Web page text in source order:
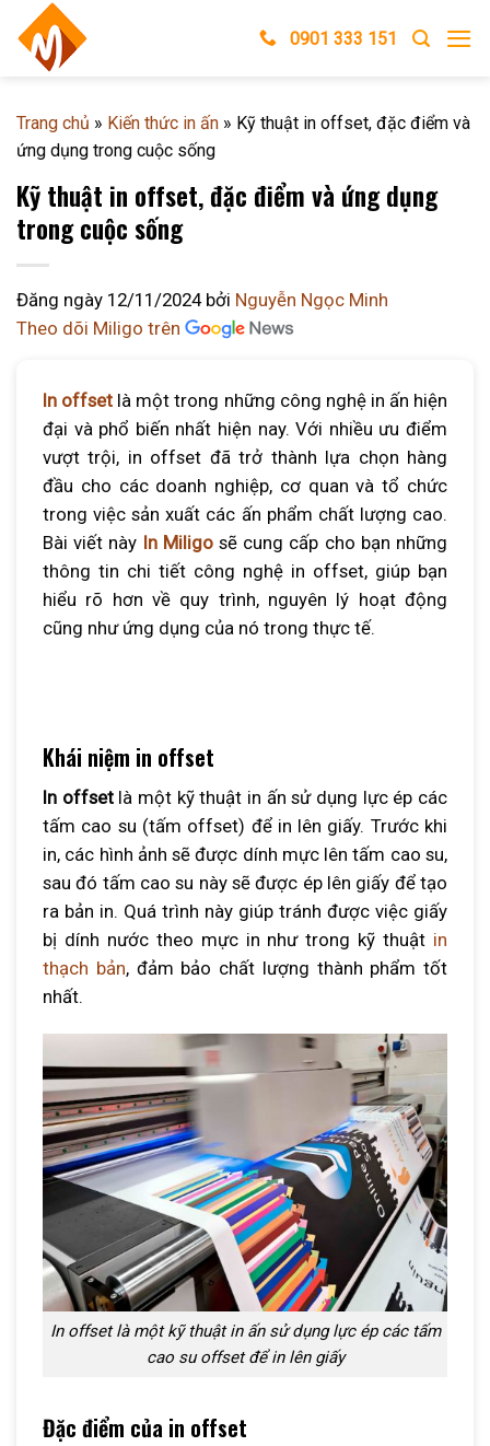
content
0901 333 151
Trang chủ » Kiến thức in ấn » Kỹ thuật in offset, đặc điểm và
ứng dụng trong cuộc sống
Kỹ thuật in offset, đặc điểm và ứng dụng
trong cuộc sống
Đăng ngày 12/11/2024bởi Nguyễn Ngọc Minh
Theo dõi Miligo trên
In offset là một trong những công nghệ in ấn hiện
đại và phổ biến nhất hiện nay. Với nhiều ưu điểm
vượt trội, in offset đã trở thành lựa chọn hàng
đầu cho các doanh nghiệp, cơ quan và tổ chức
trong việc sản xuất các ấn phẩm chất lượng cao.
Bài viết này In Miligosẽ cung cấp cho bạn những
thông tin chi tiết công nghệ in offset, giúp bạn
hiểu rõ hơn về quy trình, nguyên lý hoạt động
cũng như ứng dụng của nó trong thực tế.
Khái niệm in offset
In offsetlà một kỹ thuật in ấn sử dụng lực ép các
tấm cao su (tấm offset) để in lên giấy. Trước khi
in, các hình ảnh sẽ được dính mực lên tấm cao su,
sau đó tấm cao su này sẽ được ép lên giấy để tạo
ra bản in. Quá trình này giúp tránh được việc giấy
bị dính nước theo mực in như trong kỹ thuật in
thạch bản, đảm bảo chất lượng thành phẩm tốt
nhất.
In offset là một kỹ thuật in ấn sử dụng lực ép các tấm
cao su offset để in lên giấy
Đặc điểm của in offset